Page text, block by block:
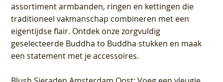
assortiment armbanden, ringen en kettingen die
traditioneel vakmanschap combineren met een
eigentijdse flair. Ontdek onze zorgvuldig
geselecteerde Buddha to Buddha stukken en maak
een statement met je accessoires.